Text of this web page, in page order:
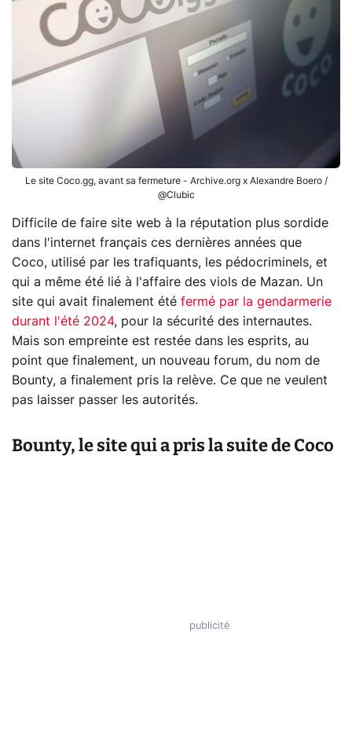
Le site Coco.gg, avant sa fermeture - Archive.org x Alexandre Boero /
@Clubic
Difficile de faire site web à la réputation plus sordide
dans l'internet français ces dernières années que
Coco, utilisé par les trafiquants, les pédocriminels, et
qui a même été lié à l'affaire des viols de Mazan. Un
site qui avait finalement été fermé par la gendarmerie
durant l'été 2024, pour la sécurité des internautes.
Mais son empreinte est restée dans les esprits, au
point que finalement, un nouveau forum, du nom de
Bounty, a finalement pris la relève. Ce que ne veulent
pas laisser passer les autorités.
Bounty, le site qui a pris la suite de Coco